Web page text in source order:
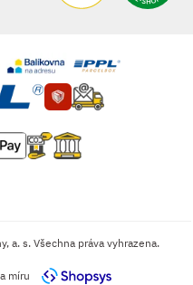
a. s. Všechna práva vyhrazena.
míru